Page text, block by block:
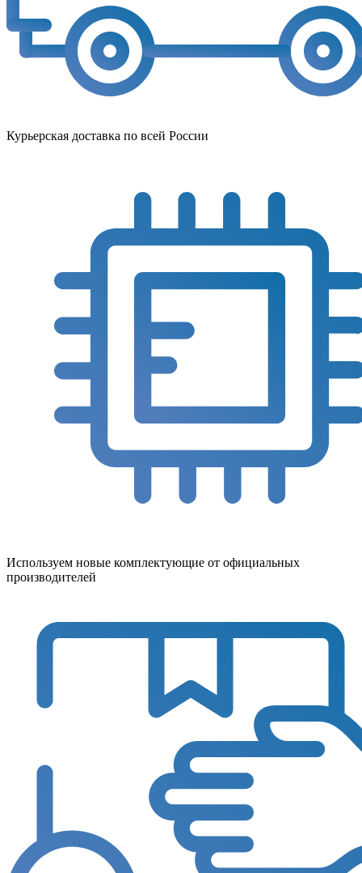
Курьерская доставка по всей России
Используем новые комплектующие от официальных
производителей